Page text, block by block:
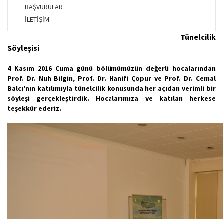
BAŞVURULAR
İLETİŞİM
Tünelcilik
Söyleşisi
​4 Kasım 2016 Cuma günü bölümümüzün değerli hocalarından
Prof. Dr. Nuh Bilgin, Prof. Dr. Hanifi Çopur ve Prof. Dr. Cemal
Balcı'nın katılımıyla tünelcilik konusunda her açıdan verimli bir
söyleşi gerçekleştirdik. Hocalarımıza ve katılan herkese
teşekkür ederiz.